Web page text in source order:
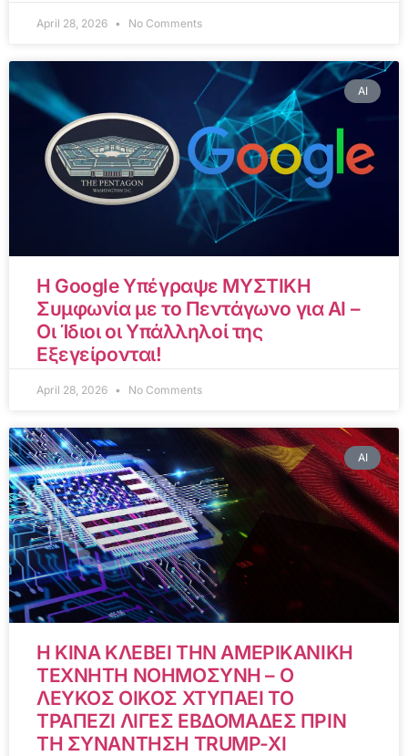
April 28, 2026 No Comments
AI
Η Google Υπέγραψε ΜΥΣΤΙΚΗ
Συμφωνία με το Πεντάγωνο για AI –
Οι Ίδιοι οι Υπάλληλοί της
Εξεγείρονται!
April 28, 2026 No Comments
AI
Η ΚΙΝΑ ΚΛΕΒΕΙ ΤΗΝ ΑΜΕΡΙΚΑΝΙΚΗ
ΤΕΧΝΗΤΗ ΝΟΗΜΟΣΥΝΗ – Ο
ΛΕΥΚΟΣ ΟΙΚΟΣ ΧΤΥΠΑΕΙ ΤΟ
ΤΡΑΠΕΖΙ ΛΙΓΕΣ ΕΒΔΟΜΑΔΕΣ ΠΡΙΝ
ΤΗ ΣΥΝΑΝΤΗΣΗ TRUMP-XI